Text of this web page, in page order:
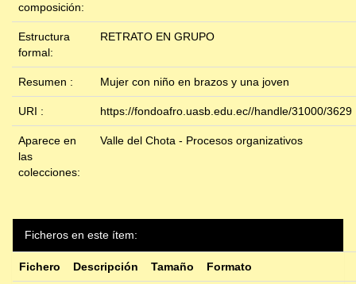
composición:
Estructura
formal:
RETRATO EN GRUPO
Resumen : Mujer con niño en brazos y una joven
URI : https://fondoafro.uasb.edu.ec//handle/31000/3629
Aparece en
las
colecciones:
Valle del Chota - Procesos organizativos
Ficheros en este ítem:
Fichero Descripción Tamaño Formato